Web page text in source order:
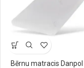
Bērnu matracis Danpol